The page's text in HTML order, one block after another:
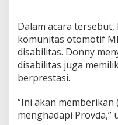
Dalam acara
komunitas otomotif
disabilitas. Donny
disabilitas juga
berprestasi.
“Ini akan
menghadapi Provda,”